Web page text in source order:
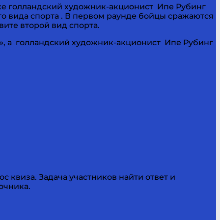
голландский художник-акционист Ипе Рубинг
вида спорта . В первом раунде бойцы сражаются
второй вид спорта.
а голландский художник-акционист Ипе Рубинг
Задача участников найти ответ и